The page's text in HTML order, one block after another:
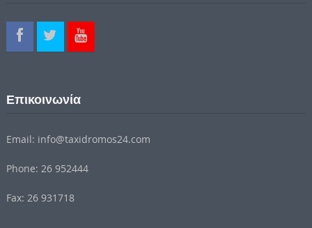
Επικοινωνία
Email: info@taxidromos24.com
Phone: 26 952444
Fax: 26 931718